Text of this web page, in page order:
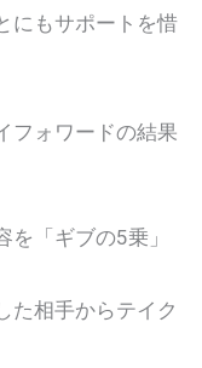
サポートを惜
ォワードの結果
「ギブの5乗」
た相手からテイク